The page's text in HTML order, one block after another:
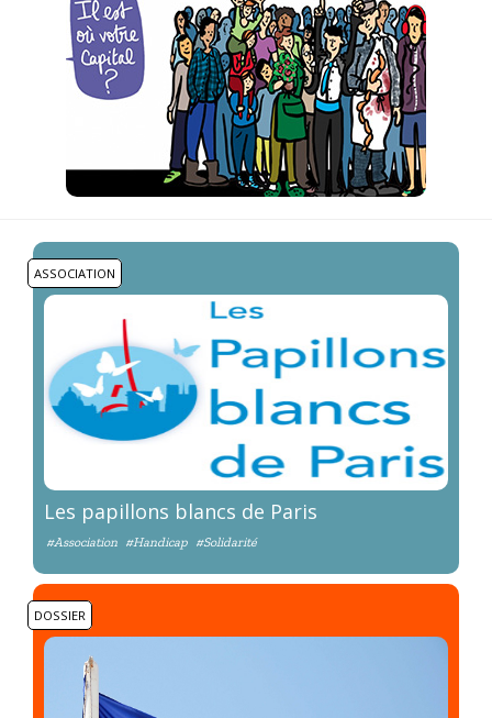
ASSOCIATION
Les papillons blancs de Paris
#Association #Handicap #Solidarité
DOSSIER